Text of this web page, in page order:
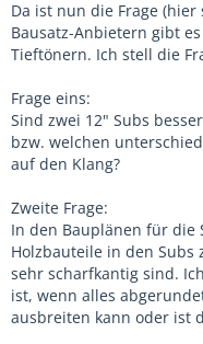
Da ist nun die Frage
Bausatz-Anbietern gibt
Tieftönern. Ich stell die
Frage eins:
Sind zwei 12" Subs
bzw. welchen
auf den Klang?
Zweite Frage:
In den Bauplänen für die
Holzbauteile in den Subs
sehr scharfkantig sind.
ist, wenn alles
ausbreiten kann oder ist